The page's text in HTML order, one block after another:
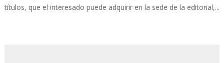
títulos, que el interesado puede adquirir en la sede de la editorial,...